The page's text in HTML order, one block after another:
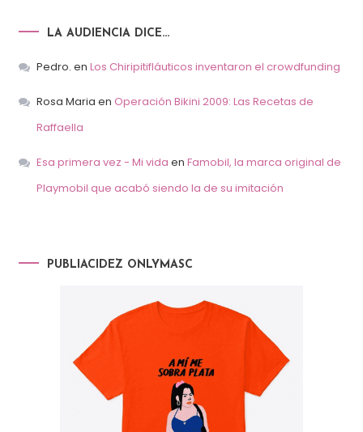
LA AUDIENCIA DICE…
Pedro. en Los Chiripitifláuticos inventaron el crowdfunding
Rosa Maria en Operación Bikini 2009: Las Recetas de
Raffaella
Esa primera vez - Mi vida en Famobil, la marca original de
Playmobil que acabó siendo la de su imitación
PUBLIACIDEZ ONLYMASC